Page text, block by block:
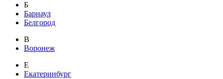
Б
Барнаул
Белгород
В
Воронеж
Е
Екатеринбург